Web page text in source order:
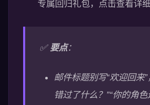
专属回归礼包，点击查看详
✅ 要点：
邮件标题别写“欢迎回来”
错过了什么？”“你的角色